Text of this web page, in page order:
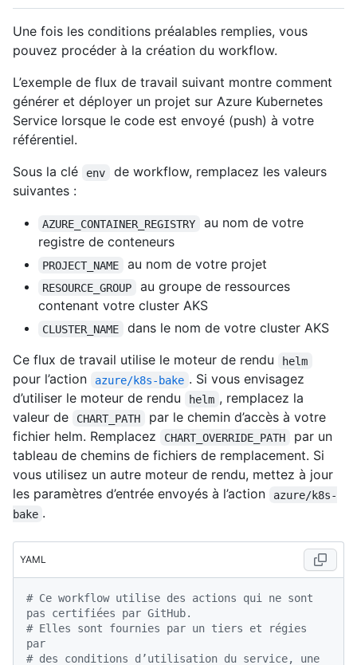
Une fois les conditions préalables remplies, vous
pouvez procéder à la création du workflow.
L’exemple de flux de travail suivant montre comment
générer et déployer un projet sur Azure Kubernetes
Service lorsque le code est envoyé (push) à votre
référentiel.
Sous la clé
env
de workflow, remplacez les valeurs
suivantes :
AZURE_CONTAINER_REGISTRY
au nom de votre
registre de conteneurs
PROJECT_NAME au nom de votre projet
RESOURCE_GROUP
au groupe de ressources
contenant votre cluster AKS
CLUSTER_NAME
dans le nom de votre cluster AKS
Ce flux de travail utilise le moteur de rendu
helm
pour l’action azure/k8s-bake . Si vous envisagez
d’utiliser le moteur de rendu
helm , remplacez la
valeur de
CHART_PATH
par le chemin d’accès à votre
fichier helm. Remplacez
CHART_OVERRIDE_PATH
par un
tableau de chemins de fichiers de remplacement. Si
vous utilisez un autre moteur de rendu, mettez à jour
les paramètres d’entrée envoyés à l’action
azure/k8s-
bake .
YAML
# Ce workflow utilise des actions qui ne sont
pas certifiées par GitHub.
# Elles sont fournies par un tiers et régies
par
# des conditions d’utilisation du service, une